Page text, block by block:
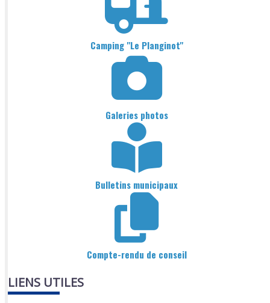
Camping "Le Planginot"
Galeries photos
Bulletins municipaux
Compte-rendu de conseil
LIENS UTILES